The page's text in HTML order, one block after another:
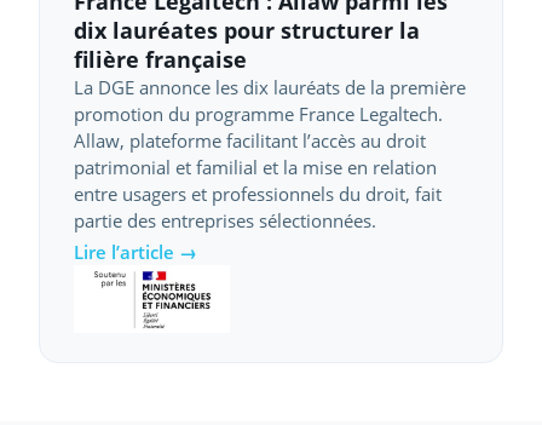
dix lauréates pour structurer la
filière française
La DGE annonce les dix lauréats de la première
promotion du programme France Legaltech.
Allaw, plateforme facilitant l’accès au droit
patrimonial et familial et la mise en relation
entre usagers et professionnels du droit, fait
partie des entreprises sélectionnées.
Lire l’article →